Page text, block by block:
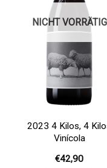
NICHT VORRÄTIG
2023 4 Kilos, 4
Vinícola
€42,90